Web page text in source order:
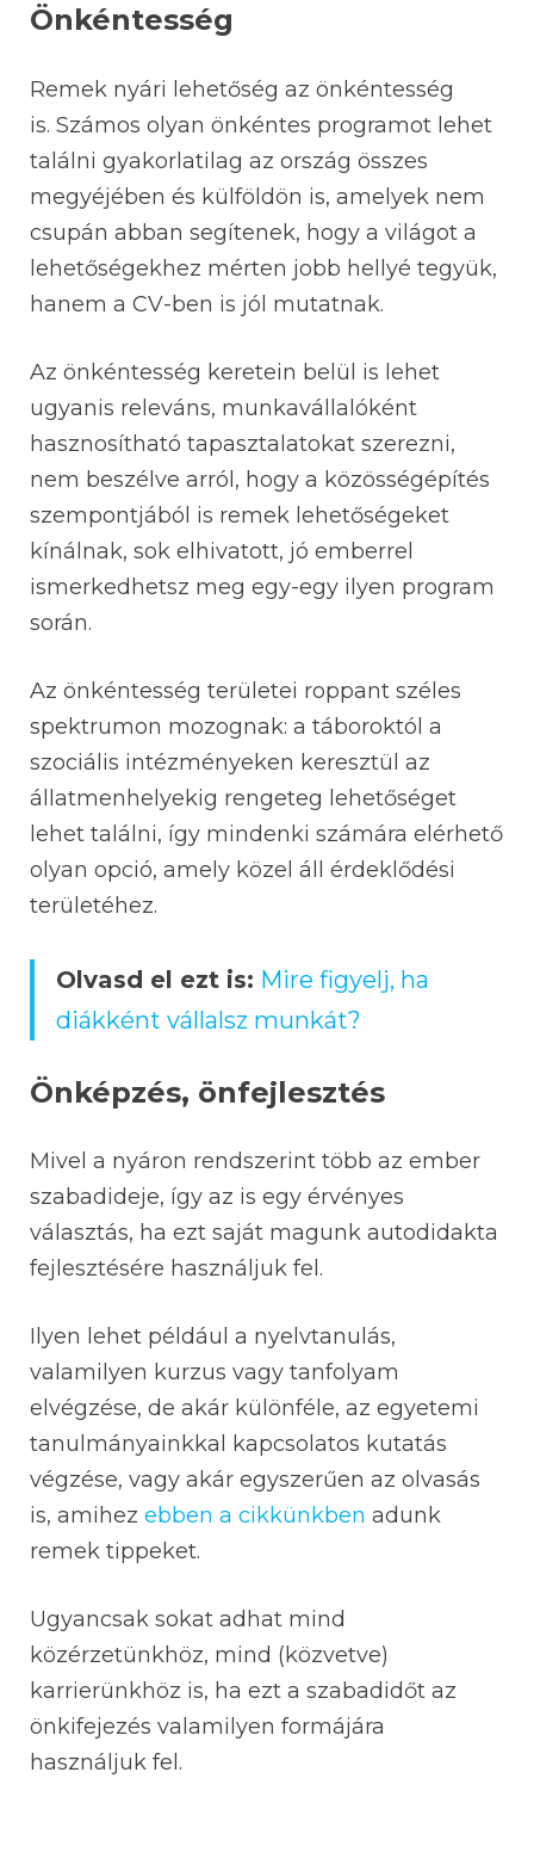
Önkéntesség
Remek nyári lehetőség az önkéntesség
is. Számos olyan önkéntes programot lehet
találni gyakorlatilag az ország összes
megyéjében és külföldön is, amelyek nem
csupán abban segítenek, hogy a világot a
lehetőségekhez mérten jobb hellyé tegyük,
hanem a CV-ben is jól mutatnak.
Az önkéntesség keretein belül is lehet
ugyanis releváns, munkavállalóként
hasznosítható tapasztalatokat szerezni,
nem beszélve arról, hogy a közösségépítés
szempontjából is remek lehetőségeket
kínálnak, sok elhivatott, jó emberrel
ismerkedhetsz meg egy-egy ilyen program
során.
Az önkéntesség területei roppant széles
spektrumon mozognak: a táboroktól a
szociális intézményeken keresztül az
állatmenhelyekig rengeteg lehetőséget
lehet találni, így mindenki számára elérhető
olyan opció, amely közel áll érdeklődési
területéhez.
Olvasd el ezt is: Mire figyelj, ha
diákként vállalsz munkát?
Önképzés, önfejlesztés
Mivel a nyáron rendszerint több az ember
szabadideje, így az is egy érvényes
választás, ha ezt saját magunk autodidakta
fejlesztésére használjuk fel.
Ilyen lehet például a nyelvtanulás,
valamilyen kurzus vagy tanfolyam
elvégzése, de akár különféle, az egyetemi
tanulmányainkkal kapcsolatos kutatás
végzése, vagy akár egyszerűen az olvasás
is, amihez ebben a cikkünkben adunk
remek tippeket.
Ugyancsak sokat adhat mind
közérzetünkhöz, mind (közvetve)
karrierünkhöz is, ha ezt a szabadidőt az
önkifejezés valamilyen formájára
használjuk fel.